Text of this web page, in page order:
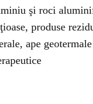
şi roci
produse
ape